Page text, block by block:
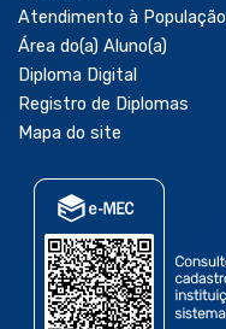
Atendimento à População
Área do(a) Aluno(a)
Diploma Digital
Registro de Diplomas
Mapa do site